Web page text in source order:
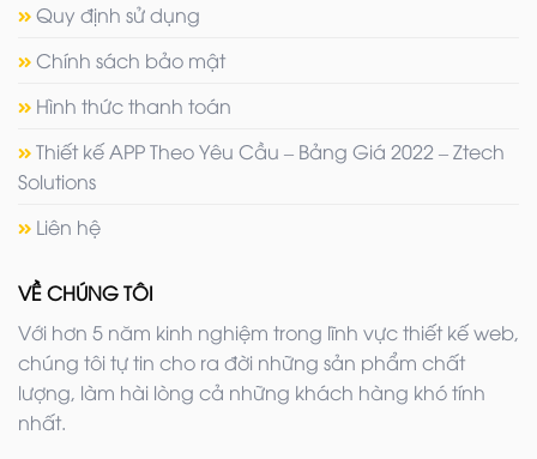
Quy định sử dụng
Chính sách bảo mật
Hình thức thanh toán
Thiết kế APP Theo Yêu Cầu – Bảng Giá 2022 – Ztech
Solutions
Liên hệ
VỀ CHÚNG TÔI
Với hơn 5 năm kinh nghiệm trong lĩnh vực thiết kế web,
chúng tôi tự tin cho ra đời những sản phẩm chất
lượng, làm hài lòng cả những khách hàng khó tính
nhất.